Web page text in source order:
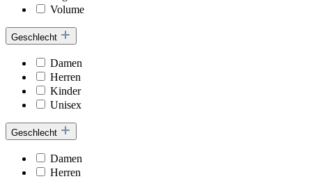
Volume
Geschlecht
Damen
Herren
Kinder
Unisex
Geschlecht
Damen
Herren